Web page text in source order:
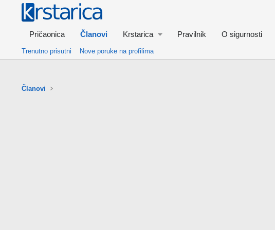
Pričaonica Članovi Krstarica Pravilnik O sigurnosti
Trenutno prisutni Nove poruke na profilima
Članovi